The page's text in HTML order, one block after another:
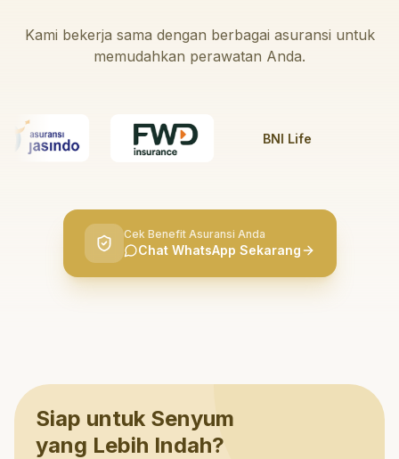
Kami bekerja sama dengan berbagai asuransi untuk
memudahkan perawatan Anda.
BNI Life
Cek Benefit Asuransi Anda
Chat WhatsApp Sekarang
Siap untuk Senyum
yang Lebih Indah?